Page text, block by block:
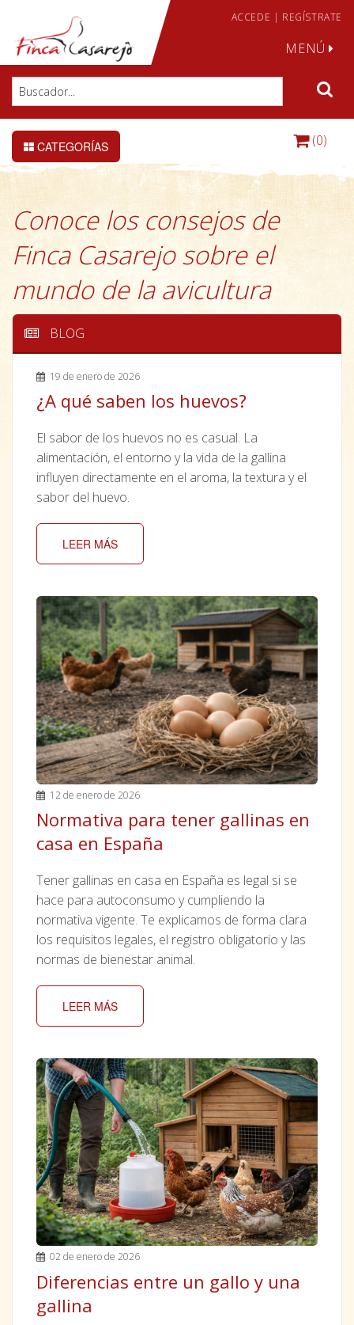
ACCEDE | REGÍSTRATE
MENÚ
CATEGORÍAS (0)
Conoce los consejos de
Finca Casarejo sobre el
mundo de la avicultura
BLOG
19 de enero de 2026
¿A qué saben los huevos?
El sabor de los huevos no es casual. La
alimentación, el entorno y la vida de la gallina
influyen directamente en el aroma, la textura y el
sabor del huevo.
LEER MÁS
12 de enero de 2026
Normativa para tener gallinas en
casa en España
Tener gallinas en casa en España es legal si se
hace para autoconsumo y cumpliendo la
normativa vigente. Te explicamos de forma clara
los requisitos legales, el registro obligatorio y las
normas de bienestar animal.
LEER MÁS
02 de enero de 2026
Diferencias entre un gallo y una
gallina